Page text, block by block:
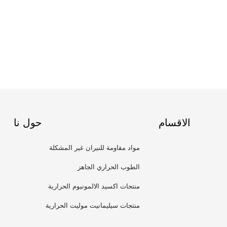
الاقسام
مواد مقاومة للنيران غير المشكلة
الطوب الحراري الجاهز
منتجات اكسيد الالمونيوم الحرارية
منتجات سيليمانيت موليت الحرارية
حول نا